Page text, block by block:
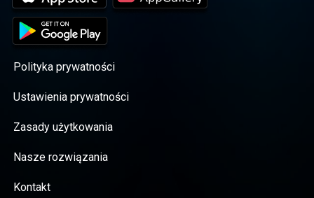
Polityka prywatności
Ustawienia prywatności
Zasady użytkowania
Nasze rozwiązania
Kontakt